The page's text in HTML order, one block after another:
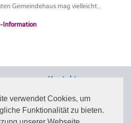
verwendet Cookies, um
Funktionalität zu bieten.
Gemeindehaus mag vielleicht…
Information
Kontakt